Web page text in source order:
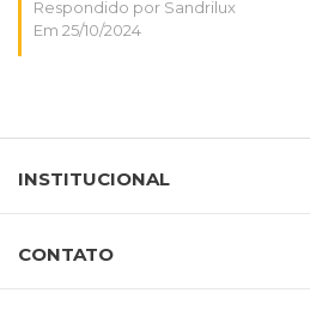
Respondido por Sandrilux
Em 25/10/2024
INSTITUCIONAL
CONTATO